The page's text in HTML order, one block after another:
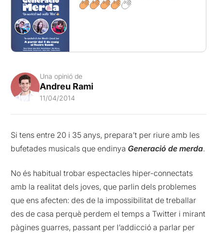
Una opinió de
Andreu Rami
11/04/2014
Si tens entre 20 i 35 anys, prepara’t per riure amb les
bufetades musicals que endinya Generació de merda.
No és habitual trobar espectacles hiper-connectats
amb la realitat dels joves, que parlin dels problemes
que ens afecten: des de la impossibilitat de treballar
des de casa perquè perdem el temps a Twitter i mirant
pàgines guarres, passant per l’addicció a parlar per